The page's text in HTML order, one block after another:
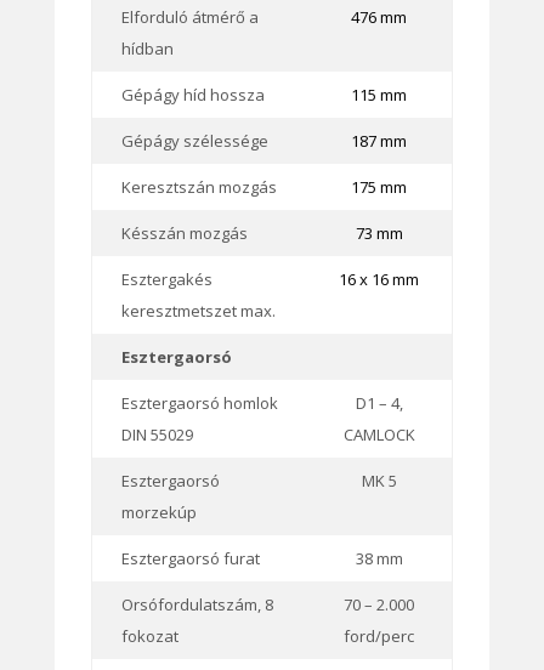
Elforduló átmérő a
hídban
476 mm
Gépágy híd hossza 115 mm
Gépágy szélessége 187 mm
Keresztszán mozgás 175 mm
Késszán mozgás 73 mm
Esztergakés
keresztmetszet max.
16 x 16 mm
Esztergaorsó
Esztergaorsó homlok
DIN 55029
D1 – 4,
CAMLOCK
Esztergaorsó
morzekúp
MK 5
Esztergaorsó furat 38 mm
Orsófordulatszám, 8
fokozat
70 – 2.000
ford/perc